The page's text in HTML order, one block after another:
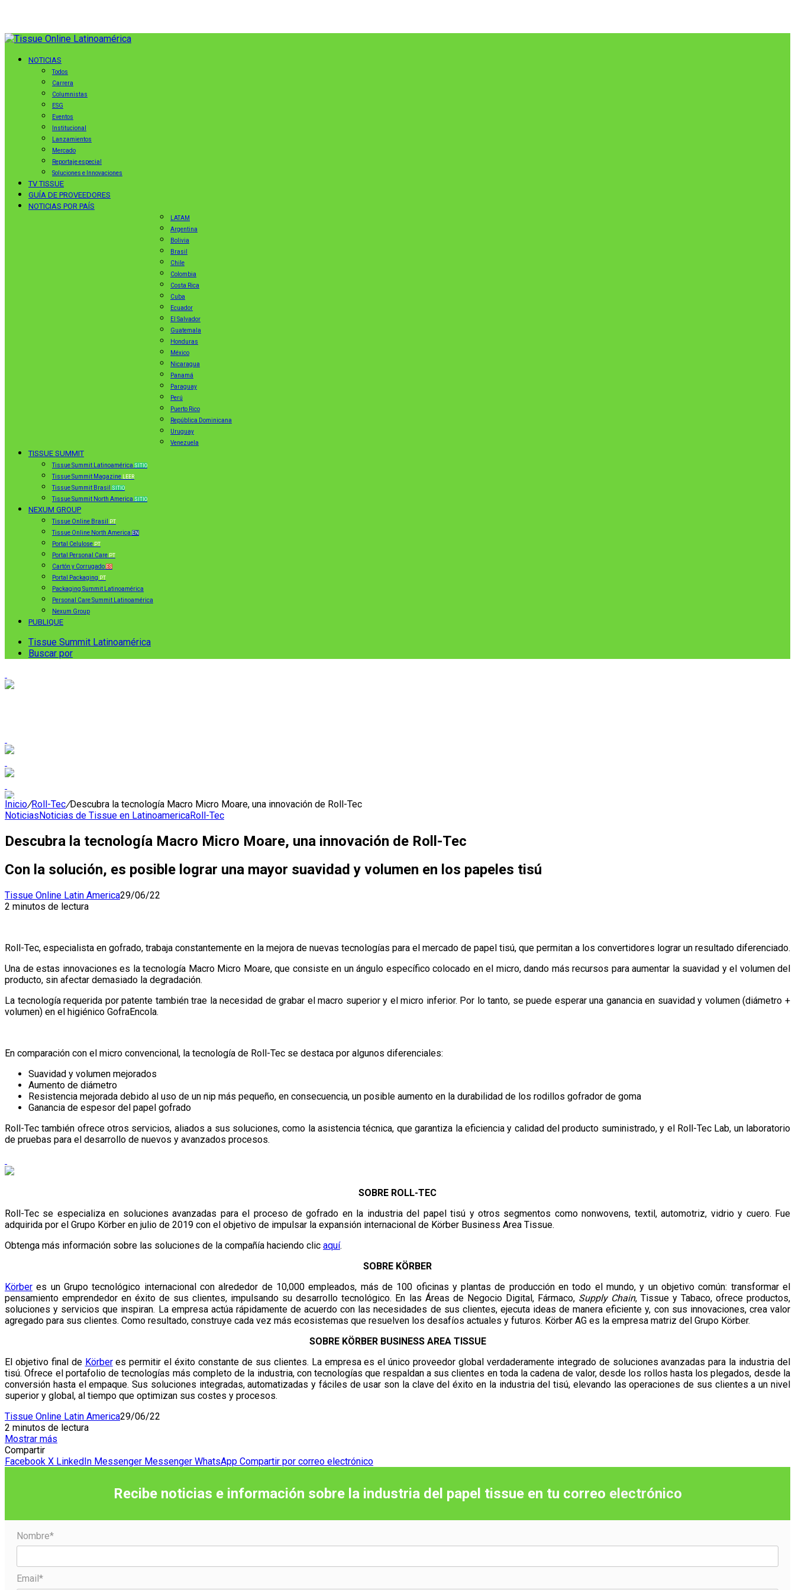
NOTICIAS
Todos
Carrera
Columnistas
ESG
Eventos
Institucional
Lanzamientos
Mercado
Reportaje especial
Soluciones e Innovaciones
TV TISSUE
GUÍA DE PROVEEDORES
NOTICIAS POR PAÍS
LATAM
Argentina
Bolivia
Brasil
Chile
Colombia
Costa Rica
Cuba
Ecuador
El Salvador
Guatemala
Honduras
México
Nicaragua
Panamá
Paraguay
Perú
Puerto Rico
República Dominicana
Uruguay
Venezuela
TISSUE SUMMIT
Tissue Summit Latinoamérica SITIO
Tissue Summit Magazine LEER
Tissue Summit Brasil SITIO
Tissue Summit North America SITIO
NEXUM GROUP
Tissue Online Brasil PT
Tissue Online North America EN
Portal Celulose PT
Portal Personal Care PT
Cartón y Corrugado ES
Portal Packaging PT
Packaging Summit Latinoamérica
Personal Care Summit Latinoamérica
Nexum Group
PUBLIQUE
Tissue Summit Latinoamérica
Buscar por
Inicio/Roll-Tec/Descubra la tecnología Macro Micro Moare, una innovación de Roll-Tec
NoticiasNoticias de Tissue en LatinoamericaRoll-Tec
Descubra la tecnología Macro Micro Moare, una innovación de Roll-Tec
Con la solución, es posible lograr una mayor suavidad y volumen en los papeles tisú
Tissue Online Latin America29/06/22
2 minutos de lectura
Roll-Tec, especialista en gofrado, trabaja constantemente en la mejora de nuevas tecnologías para el mercado de papel tisú, que permitan a los convertidores lograr un resultado diferenciado.
Una de estas innovaciones es la tecnología Macro Micro Moare, que consiste en un ángulo específico colocado en el micro, dando más recursos para aumentar la suavidad y el volumen del
producto, sin afectar demasiado la degradación.
La tecnología requerida por patente también trae la necesidad de grabar el macro superior y el micro inferior. Por lo tanto, se puede esperar una ganancia en suavidad y volumen (diámetro +
volumen) en el higiénico GofraEncola.
En comparación con el micro convencional, la tecnología de Roll-Tec se destaca por algunos diferenciales:
Suavidad y volumen mejorados
Aumento de diámetro
Resistencia mejorada debido al uso de un nip más pequeño, en consecuencia, un posible aumento en la durabilidad de los rodillos gofrador de goma
Ganancia de espesor del papel gofrado
Roll-Tec también ofrece otros servicios, aliados a sus soluciones, como la asistencia técnica, que garantiza la eficiencia y calidad del producto suministrado, y el Roll-Tec Lab, un laboratorio
de pruebas para el desarrollo de nuevos y avanzados procesos.
SOBRE ROLL-TEC
Roll-Tec se especializa en soluciones avanzadas para el proceso de gofrado en la industria del papel tisú y otros segmentos como nonwovens, textil, automotriz, vidrio y cuero. Fue
adquirida por el Grupo Körber en julio de 2019 con el objetivo de impulsar la expansión internacional de Körber Business Area Tissue.
Obtenga más información sobre las soluciones de la compañía haciendo clic aquí.
SOBRE KÖRBER
Körber es un Grupo tecnológico internacional con alrededor de 10,000 empleados, más de 100 oficinas y plantas de producción en todo el mundo, y un objetivo común: transformar el
pensamiento emprendedor en éxito de sus clientes, impulsando su desarrollo tecnológico. En las Áreas de Negocio Digital, Fármaco, Supply Chain, Tissue y Tabaco, ofrece productos,
soluciones y servicios que inspiran. La empresa actúa rápidamente de acuerdo con las necesidades de sus clientes, ejecuta ideas de manera eficiente y, con sus innovaciones, crea valor
agregado para sus clientes. Como resultado, construye cada vez más ecosistemas que resuelven los desafíos actuales y futuros. Körber AG es la empresa matriz del Grupo Körber.
SOBRE KÖRBER BUSINESS AREA TISSUE
El objetivo final de Körberes permitir el éxito constante de sus clientes. La empresa es el único proveedor global verdaderamente integrado de soluciones avanzadas para la industria del
tisú. Ofrece el portafolio de tecnologías más completo de la industria, con tecnologías que respaldan a sus clientes en toda la cadena de valor, desde los rollos hasta los plegados, desde la
conversión hasta el empaque. Sus soluciones integradas, automatizadas y fáciles de usar son la clave del éxito en la industria del tisú, elevando las operaciones de sus clientes a un nivel
superior y global, al tiempo que optimizan sus costes y procesos.
Tissue Online Latin America29/06/22
2 minutos de lectura
Mostrar más
Compartir
Facebook X LinkedIn Messenger Messenger WhatsApp Compartir por correo electrónico
Recibe noticias e información sobre la industria del papel tissue en tu correo electrónico
Nombre*
Email*